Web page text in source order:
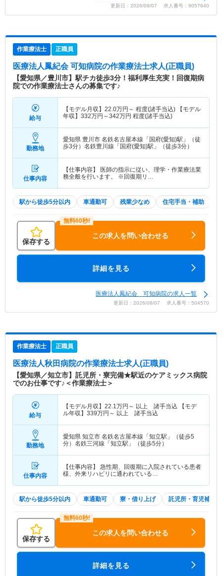
更新日：2026/08/07 求人番号：9057640
作業療法士 正職員
医療法人鳳紀会 可知病院の作業療法士求人(正職員)
【愛知県／豊川市】駅チカ徒歩3分！福利厚生充実！回復期病
院での作業療法士さんの募集です♪
給与
【モデル月収】 22.0万円～ 程度(諸手当込) 【モデル
年収】 332万円～342万円 程度(諸手当込)
勤務地
愛知県 豊川市 名鉄名古屋本線「国府(愛知)駅」（徒
歩3分）名鉄豊川線「国府(愛知)駅」（徒歩3分）
仕事内容
【仕事内容】 医師の指示に従い、理学・作業療法業
務全般を行います。 ※回復期リ…
駅から徒歩5分以内 車通勤可 残業少なめ 住宅手当・補助
保存する
この求人を問い合わせる
詳細を見る
医療法人鳳紀会 可知病院の求人一覧
更新日：2026/08/07 求人番号：504570
作業療法士 正職員
医療法人秋田病院の作業療法士求人(正職員)
【愛知県／知立市】託児所・寮完備★駅近のケアミックス病院
でのお仕事です♪＜作業療法士＞
給与
【モデル月収】 22.1 万円～ 以上 諸手当込 【モデ
ル年収】 339万円～ 以上 諸手当込
勤務地
愛知県 知立市 名鉄名古屋本線「知立駅」（徒歩5
分）名鉄三河線「知立駅」（徒歩5分）
仕事内容
【仕事内容】 急性期、回復期に入院されている患者
様、外来リハビリに通われている…
駅から徒歩5分以内 車通勤可 寮・借り上げ 託児所・育児補助
保存する
この求人を問い合わせる
詳細を見る